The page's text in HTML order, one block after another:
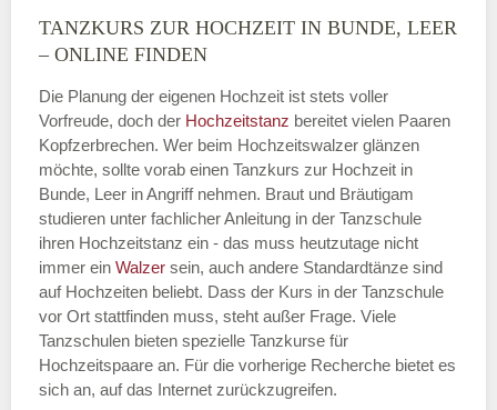
Montag
—
ÖFFNUNGSZEITEN HINZUFÜGEN
Dienstag
—
ÖFFNUNGSZEITEN HINZUFÜGEN
TANZKURS ZUR HOCHZEIT IN BUNDE, LEER
– ONLINE FINDEN
Die Planung der eigenen Hochzeit ist stets voller
Vorfreude, doch der Hochzeitstanz bereitet vielen Paaren
Kopfzerbrechen. Wer beim Hochzeitswalzer glänzen
möchte, sollte vorab einen Tanzkurs zur Hochzeit in
Bunde, Leer in Angriff nehmen. Braut und Bräutigam
studieren unter fachlicher Anleitung in der Tanzschule
ihren Hochzeitstanz ein - das muss heutzutage nicht
immer ein Walzer sein, auch andere Standardtänze sind
auf Hochzeiten beliebt. Dass der Kurs in der Tanzschule
vor Ort stattfinden muss, steht außer Frage. Viele
Tanzschulen bieten spezielle Tanzkurse für
Hochzeitspaare an. Für die vorherige Recherche bietet es
sich an, auf das Internet zurückzugreifen.